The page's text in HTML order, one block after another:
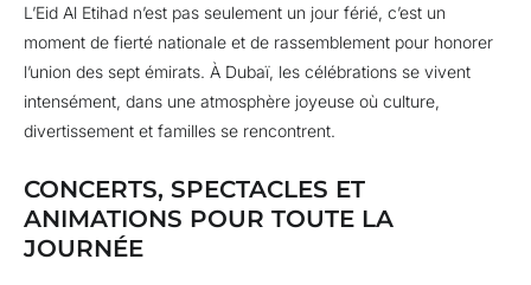
L’Eid Al Etihad n’est pas seulement un jour férié, c’est un
moment de fierté nationale et de rassemblement pour honorer
l’union des sept émirats. À Dubaï, les célébrations se vivent
intensément, dans une atmosphère joyeuse où culture,
divertissement et familles se rencontrent.
CONCERTS, SPECTACLES ET
ANIMATIONS POUR TOUTE LA
JOURNÉE